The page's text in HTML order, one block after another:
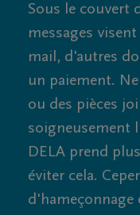
Sous le couvert
messages
mail, d'autres
un paiement.
ou des pièces
soigneusement
DELA prend
éviter cela.
d'hameçonnage